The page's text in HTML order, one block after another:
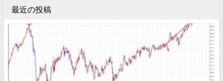
最近の投稿